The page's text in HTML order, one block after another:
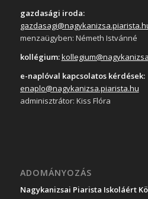
gazdasági iroda:
menzaügyben: Németh Istvánné
kollégium:
e-naplóval kapcsolatos kérdések:
enaplo@nagykanizsa.piarista.hu
adminisztrátor: Kiss Flóra
ADOMÁNYOZÁS
Nagykanizsai Piarista Iskoláért